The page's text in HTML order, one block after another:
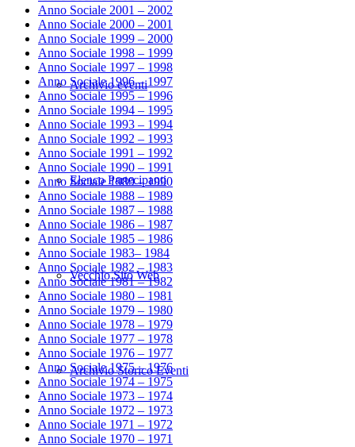
Archivio eventi
Elenco Partecipanti
Vecchio Sito Web
Archivio Storico Eventi
Anno Sociale 2001 – 2002
Anno Sociale 2000 – 2001
Anno Sociale 1999 – 2000
Anno Sociale 1998 – 1999
Anno Sociale 1997 – 1998
Anno Sociale 1996 – 1997
Anno Sociale 1995 – 1996
Anno Sociale 1994 – 1995
Anno Sociale 1993 – 1994
Anno Sociale 1992 – 1993
Anno Sociale 1991 – 1992
Anno Sociale 1990 – 1991
Anno Sociale 1989 – 1990
Anno Sociale 1988 – 1989
Anno Sociale 1987 – 1988
Anno Sociale 1986 – 1987
Anno Sociale 1985 – 1986
Anno Sociale 1983– 1984
Anno Sociale 1982 – 1983
Anno Sociale 1981 – 1982
Anno Sociale 1980 – 1981
Anno Sociale 1979 – 1980
Anno Sociale 1978 – 1979
Anno Sociale 1977 – 1978
Anno Sociale 1976 – 1977
Anno Sociale 1975 – 1976
Anno Sociale 1974 – 1975
Anno Sociale 1973 – 1974
Anno Sociale 1972 – 1973
Anno Sociale 1971 – 1972
Anno Sociale 1970 – 1971